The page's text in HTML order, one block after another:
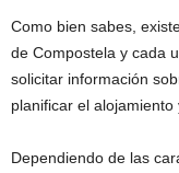
Como bien sabes,
de Compostela y cada
solicitar información
planificar el
Dependiendo de las